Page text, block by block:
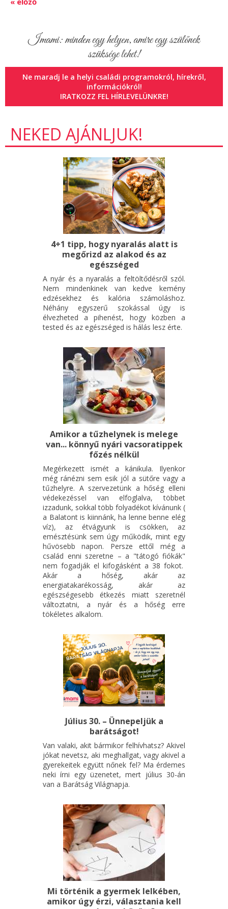
Imami: minden egy helyen, amire egy szülőnek
szüksége lehet!
Ne maradj le a helyi családi programokról, hírekről,
információkról!
IRATKOZZ FEL HÍRLEVELÜNKRE!
NEKED AJÁNLJUK!
4+1 tipp, hogy nyaralás alatt is
megőrizd az alakod és az
egészséged
A nyár és a nyaralás a feltöltődésről szól.
Nem mindenkinek van kedve kemény
edzésekhez és kalória számoláshoz.
Néhány egyszerű szokással úgy is
élvezheted a pihenést, hogy közben a
tested és az egészséged is hálás lesz érte.
Amikor a tűzhelynek is melege
van... könnyű nyári vacsoratippek
főzés nélkül
Megérkezett ismét a kánikula. Ilyenkor
még ránézni sem esik jól a sütőre vagy a
tűzhelyre. A szervezetünk a hőség elleni
védekezéssel van elfoglalva, többet
izzadunk, sokkal több folyadékot kívánunk (
a Balatont is kiinnánk, ha lenne benne elég
víz), az étvágyunk is csökken, az
emésztésünk sem úgy működik, mint egy
hűvösebb napon. Persze ettől még a
család enni szeretne – a "tátogó fiókák"
nem fogadják el kifogásként a 38 fokot.
Akár a hőség, akár az
energiatakarékosság, akár az
egészségesebb étkezés miatt szeretnél
változtatni, a nyár és a hőség erre
tökéletes alkalom.
Július 30. – Ünnepeljük a
barátságot!
Van valaki, akit bármikor felhívhatsz? Akivel
jókat nevetsz, aki meghallgat, vagy akivel a
gyerekeitek együtt nőnek fel? Ma érdemes
neki írni egy üzenetet, mert július 30-án
van a Barátság Világnapja.
Mi történik a gyermek lelkében,
amikor úgy érzi, választania kell